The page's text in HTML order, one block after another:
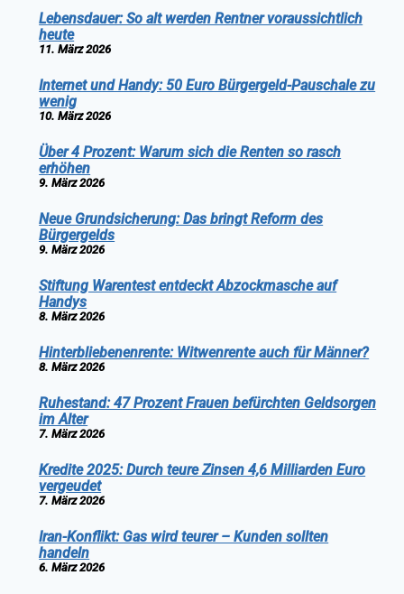
Lebensdauer: So alt werden Rentner voraussichtlich
heute
11. März 2026
Internet und Handy: 50 Euro Bürgergeld-Pauschale zu
wenig
10. März 2026
Über 4 Prozent: Warum sich die Renten so rasch
erhöhen
9. März 2026
Neue Grundsicherung: Das bringt Reform des
Bürgergelds
9. März 2026
Stiftung Warentest entdeckt Abzockmasche auf
Handys
8. März 2026
Hinterbliebenenrente: Witwenrente auch für Männer?
8. März 2026
Ruhestand: 47 Prozent Frauen befürchten Geldsorgen
im Alter
7. März 2026
Kredite 2025: Durch teure Zinsen 4,6 Milliarden Euro
vergeudet
7. März 2026
Iran-Konflikt: Gas wird teurer – Kunden sollten
handeln
6. März 2026